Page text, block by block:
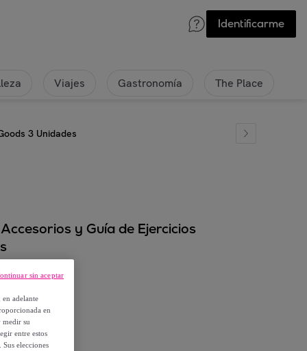
Identificarme
Viajes Gastronomía The Place
3 Unidades
y Guía de Ejercicios
adelante
en
medir su
entre estos
elecciones
sin aceptar